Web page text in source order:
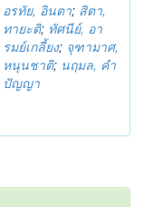
อรทัย, อินตา; สิตา,
ทายะติ; ทัศนีย์, อา
รมย์เกลี้ยง; จุฑามาศ,
หนุนชาติ; นฤมล, คำ
ปัญญา